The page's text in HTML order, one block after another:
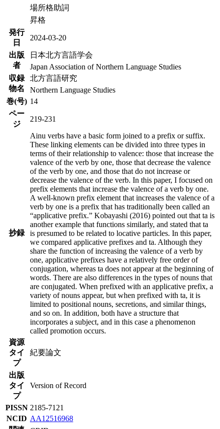
場所格助詞
昇格
発行
日
2024-03-20
出版
者
日本北方言語学会
Japan Association of Northern Language Studies
収録
物名
北方言語研究
Northern Language Studies
巻(号) 14
ペー
ジ
219-231
抄録
Ainu verbs have a basic form joined to a prefix or suffix.
These linking elements can be divided into three types in
terms of their relationship to valence: those that increase the
valence of the verb by one, those that decrease the valence
of the verb by one, and those that do not increase or
decrease the valence of the verb. In this paper, I focused on
prefix elements that increase the valence of a verb by one.
A well-known prefix element that increases the valence of a
verb by one is a prefix that has traditionally been called an
“applicative prefix.” Kobayashi (2016) pointed out that ta is
another example that functions similarly, and stated that ta
is presumed to be related to locative particles. In this paper,
we compared applicative prefixes and ta. Although they
share the function of increasing the valence of a verb by
one, applicative prefixes have a relatively free order of
conjugation, whereas ta does not appear at the beginning of
words. There are also differences in the types of nouns that
are conjugated. When prefixed with an applicative prefix, a
variety of nouns appear, but when prefixed with ta, it is
limited to positional nouns, secretions, and similar things,
and so on. In addition, both have a structure that
incorporates a subject, and in this case a phenomenon
called promotion occurs.
資源
タイ
プ
紀要論文
出版
タイ
プ
Version of Record
PISSN 2185-7121
NCID AA12516968